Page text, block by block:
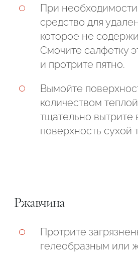
При
средство для
которое не
Смочите салфетку
и протрите пятно.
Вымойте
количеством
тщательно вытрите
поверхность сухой
Ржавчина
Протрите
гелеобразным или